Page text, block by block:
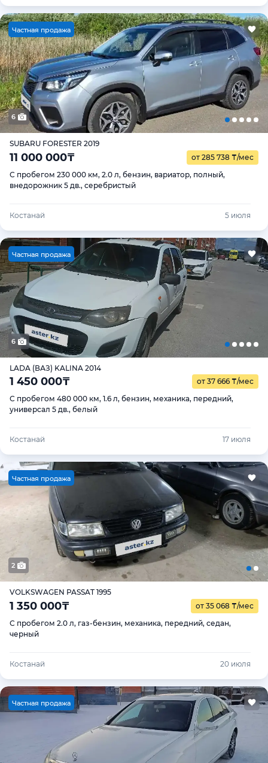
Частная продажа
6
SUBARU FORESTER 2019
11 000 000₸ от 285 738 ₸/мес
С пробегом 230 000 км, 2.0 л, бензин, вариатор, полный,
внедорожник 5 дв., серебристый
Костанай 5 июля
Частная продажа
6
LADA (ВАЗ) KALINA 2014
1 450 000₸ от 37 666 ₸/мес
С пробегом 480 000 км, 1.6 л, бензин, механика, передний,
универсал 5 дв., белый
Костанай 17 июля
Частная продажа
2
VOLKSWAGEN PASSAT 1995
1 350 000₸ от 35 068 ₸/мес
С пробегом 2.0 л, газ-бензин, механика, передний, седан,
черный
Костанай 20 июля
Частная продажа